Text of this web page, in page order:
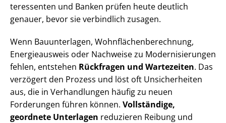
ter­es­sen­ten und Banken prüfen heute deutlich
genauer, bevor sie verbindlich zusagen.
Wenn Bauunterlagen, Wohn­flä­chen­be­rech­nung,
Energieausweis oder Nachweise zu Mo­der­ni­sie­run­gen
fehlen, entstehen Rückfragen und Wartezeiten. Das
verzögert den Prozess und löst oft Unsicherheiten
aus, die in Verhandlungen häufig zu neuen
Forderungen führen können. Vollständige,
geordnete Unterlagen reduzieren Reibung und